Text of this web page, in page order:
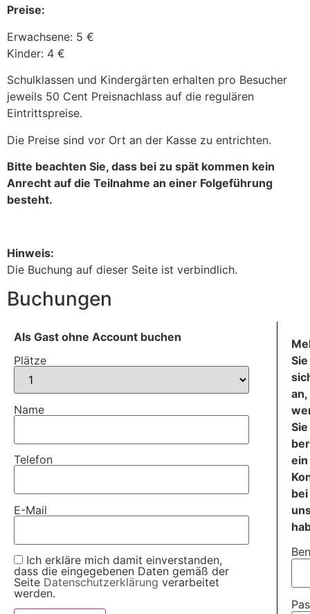
Preise:
Erwachsene: 5 €
Kinder: 4 €
Schulklassen und Kindergärten erhalten pro Besucher
jeweils 50 Cent Preisnachlass auf die regulären
Eintrittspreise.
Die Preise sind vor Ort an der Kasse zu entrichten.
Bitte beachten Sie, dass bei zu spät kommen kein
Anrecht auf die Teilnahme an einer Folgeführung
besteht.
Hinweis:
Die Buchung auf dieser Seite ist verbindlich.
Buchungen
Als Gast ohne Account buchen
Plätze
Name
Telefon
E-Mail
Ich erkläre mich damit einverstanden,
dass die eingegebenen Daten gemäß der
Seite Datenschutzerklärung verarbeitet
werden.
Sie
an,
Sie
ein
bei